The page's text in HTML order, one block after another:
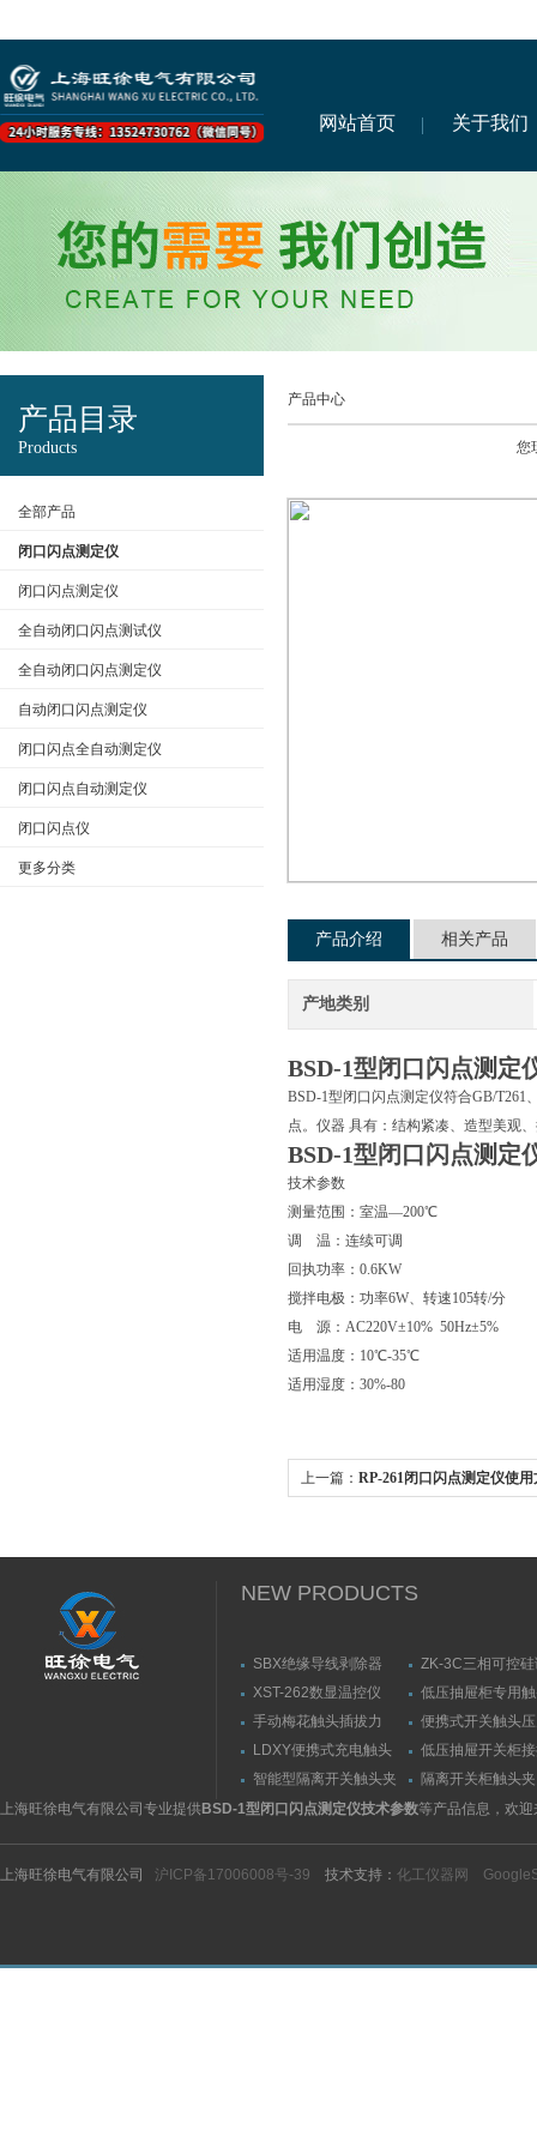
网站首页 关于我们
产品目录
Products
全部产品
闭口闪点测定仪
闭口闪点测定仪
全自动闭口闪点测试仪
全自动闭口闪点测定仪
自动闭口闪点测定仪
闭口闪点全自动测定仪
闭口闪点自动测定仪
闭口闪点仪
更多分类
产品中心
您
产品介绍 相关产品
产地类别
BSD-1型闭口闪点测定
BSD-1型闭口闪点测定仪符合GB/
点。仪器 具有：结构紧凑、造型美观
BSD-1型闭口闪点测定
技术参数
测量范围：室温—200℃
调 温：连续可调
回执功率：0.6KW
搅拌电极：功率6W、转速105转/分
电 源：AC220V±10% 50Hz±5%
适用温度：10℃-35℃
适用湿度：30%-80
上一篇： RP-261闭口闪点测定仪使用
NEW PRODUCTS
SBX绝缘导线剥除器
ZK-3C三相可控
触发器
XST-262数显温控仪
低压抽屉柜专用
力测量仪套装
手动梅花触头插拔力
（推拉力）测量仪
便携式开关触头
（夹紧力）测量仪
LDXY便携式充电触头
（指）夹紧力测量仪
低压抽屉开关柜
触头（夹紧力）
智能型隔离开关触头夹
紧力测试仪
隔离开关柜触头
测试仪/精度传感
上海旺徐电气有限公司专业提供BSD-1型闭口闪点测定仪技术参数等产品信息，欢
上海旺徐电气有限公司 沪ICP备17006008号-39 技术支持： 化工仪器网